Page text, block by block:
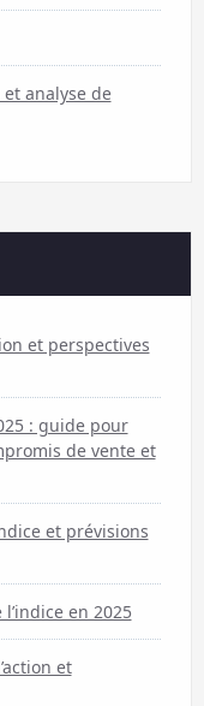
analyse de
et perspectives
: guide pour
de vente et
et prévisions
en 2025
et